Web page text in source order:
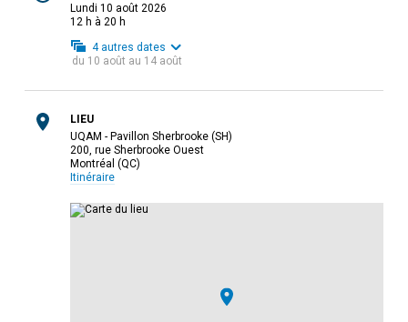
lundi 10 août 2026
12 h à 20 h
4 autres dates
du 10 août au 14 août
LIEU
UQAM - Pavillon Sherbrooke (SH)
200, rue Sherbrooke Ouest
Montréal (QC)
Itinéraire